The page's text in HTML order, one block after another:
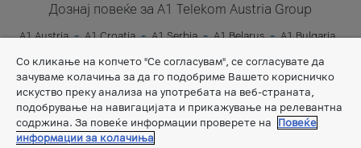
Дознај повеќе за A1 Telekom Austria Group
A1 Austria A1 Croatia A1 Serbia A1 Belarus
A1 Bulgaria
A1 Slovenia
A1 Digital
Со кликање на копчето "Се согласувам", се согласувате да
зачуваме колачиња за да го подобриме Вашето корисничко
искуство преку анализа на употребата на веб-страната,
подобрување на навигацијата и прикажување на релевантна
содржина. За повеќе информации проверете на
Повеќе
информации за колачиња